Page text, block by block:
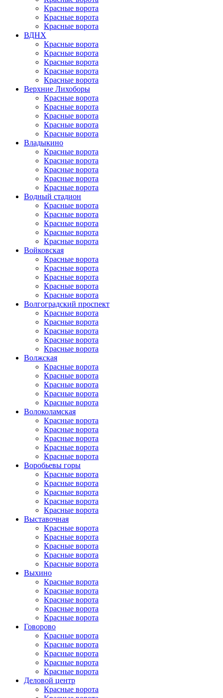
Красные ворота
Красные ворота
Красные ворота
ВДНХ
Красные ворота
Красные ворота
Красные ворота
Красные ворота
Красные ворота
Верхние Лихоборы
Красные ворота
Красные ворота
Красные ворота
Красные ворота
Красные ворота
Владыкино
Красные ворота
Красные ворота
Красные ворота
Красные ворота
Красные ворота
Водный стадион
Красные ворота
Красные ворота
Красные ворота
Красные ворота
Красные ворота
Войковская
Красные ворота
Красные ворота
Красные ворота
Красные ворота
Красные ворота
Волгоградский проспект
Красные ворота
Красные ворота
Красные ворота
Красные ворота
Красные ворота
Волжская
Красные ворота
Красные ворота
Красные ворота
Красные ворота
Красные ворота
Волоколамская
Красные ворота
Красные ворота
Красные ворота
Красные ворота
Красные ворота
Воробьевы горы
Красные ворота
Красные ворота
Красные ворота
Красные ворота
Красные ворота
Выставочная
Красные ворота
Красные ворота
Красные ворота
Красные ворота
Красные ворота
Выхино
Красные ворота
Красные ворота
Красные ворота
Красные ворота
Красные ворота
Говорово
Красные ворота
Красные ворота
Красные ворота
Красные ворота
Красные ворота
Деловой центр
Красные ворота